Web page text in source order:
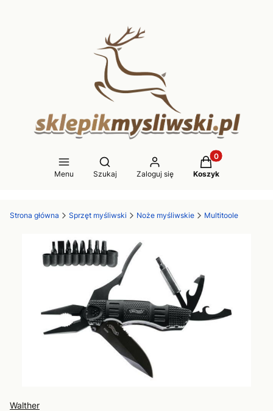
Menu
Otwórz wyszukiwarkę
Szukaj Zaloguj się
Produkty w
Koszyk
Strona główna Sprzęt myśliwski Noże myśliwskie Multitoole
Walther